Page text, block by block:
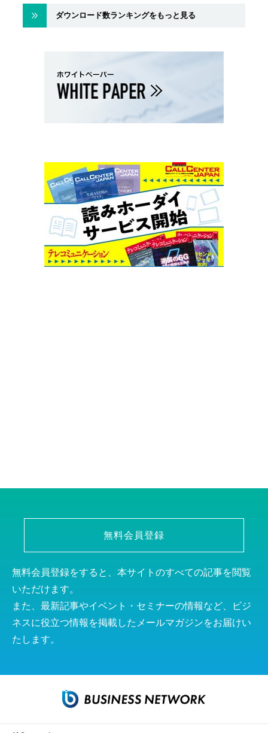
ダウンロード数ランキングをもっと見る
無料会員登録
無料会員登録をすると、本サイトのすべての記事を閲覧
いただけます。
また、最新記事やイベント・セミナーの情報など、ビジ
ネスに役立つ情報を掲載したメールマガジンをお届けい
たします。